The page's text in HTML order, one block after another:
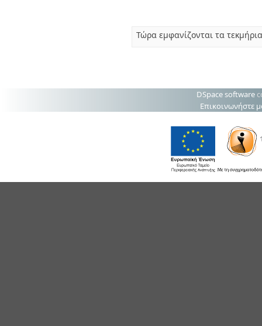
Τώρα εμφανίζονται τα
DSpace software
Επικοινωνήστε